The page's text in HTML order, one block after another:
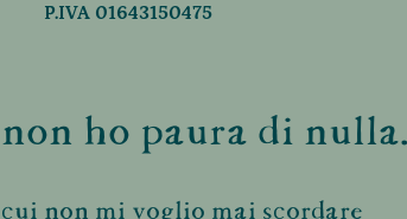
P.IVA 01643150475
ho paura di
non mi voglio mai scordare